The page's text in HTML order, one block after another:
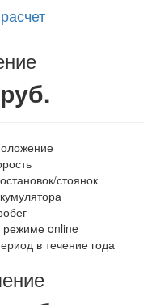
стоянок
online
в течение года